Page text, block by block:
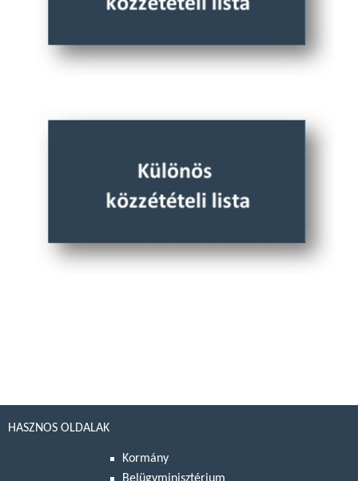
HASZNOS OLDALAK
Kormány